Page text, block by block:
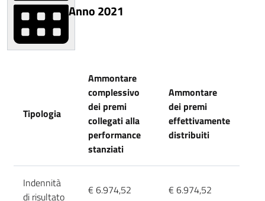
Anno 2021
Tipologia
Ammontare
complessivo
dei premi
collegati alla
performance
stanziati
Ammontare
dei premi
effettivamente
distribuiti
Indennità
di risultato
€ 6.974,52 € 6.974,52